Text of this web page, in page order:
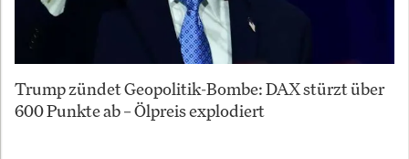
Trump zündet Geopolitik-Bombe: DAX stürzt über
600 Punkte ab – Ölpreis explodiert